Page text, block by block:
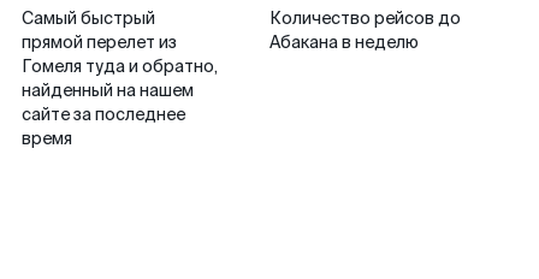
Самый быстрый
прямой перелет из
Гомеля туда и обратно,
найденный на нашем
сайте за последнее
время
Количество рейсов до
Абакана в неделю